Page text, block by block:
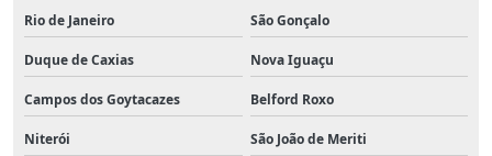
Rio de Janeiro São Gonçalo
Duque de Caxias Nova Iguaçu
Campos dos Goytacazes Belford Roxo
Niterói São João de Meriti